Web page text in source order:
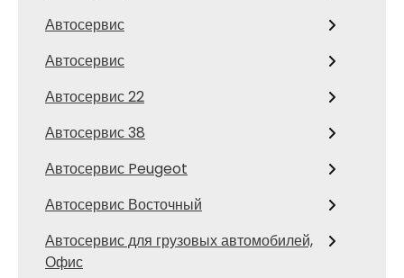
Автосервис
Автосервис
Автосервис 22
Автосервис 38
Автосервис Peugeot
Автосервис Восточный
Автосервис для грузовых автомобилей,
Офис